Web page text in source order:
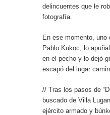
delincuentes que le
fotografía.
En ese momento,
Pablo Kukoc, lo
en el pecho y lo dejó
escapó del lugar
// Tras los pasos de
buscado de Villa
ejército armado y